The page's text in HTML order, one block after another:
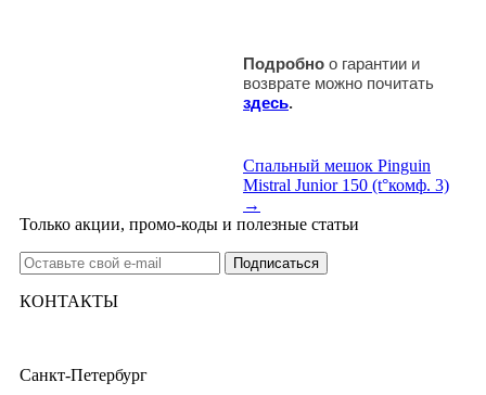
Подробно о гарантии и
возврате можно почитать
здесь.
Спальный мешок Pinguin
Mistral Junior 150 (t°комф. 3)
→
Только акции, промо-коды и полезные статьи
КОНТАКТЫ
Санкт-Петербург